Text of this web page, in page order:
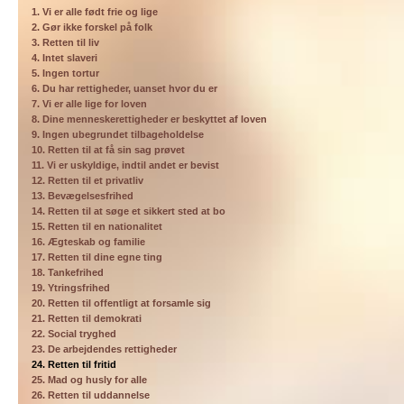
1. Vi er alle født frie og lige
2. Gør ikke forskel på folk
3. Retten til liv
4. Intet slaveri
5. Ingen tortur
6. Du har rettigheder, uanset hvor du er
7. Vi er alle lige for loven
8. Dine menneskerettigheder er beskyttet af loven
9. Ingen ubegrundet tilbageholdelse
10. Retten til at få sin sag prøvet
11. Vi er uskyldige, indtil andet er bevist
12. Retten til et privatliv
13. Bevægelsesfrihed
14. Retten til at søge et sikkert sted at bo
15. Retten til en nationalitet
16. Ægteskab og familie
17. Retten til dine egne ting
18. Tankefrihed
19. Ytringsfrihed
20. Retten til offentligt at forsamle sig
21. Retten til demokrati
22. Social tryghed
23. De arbejdendes rettigheder
24. Retten til fritid
25. Mad og husly for alle
26. Retten til uddannelse